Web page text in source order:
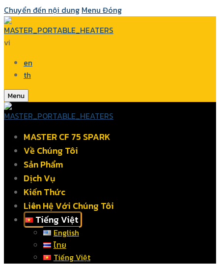
Chuyển đến nội dung Menu Đóng
vi
en
th
Menu
MASTER CF 75 SPARK
Về Chúng Tôi
Sản Phẩm
Dịch Vụ
Kiến Thức
Liên Hệ Với Chúng Tôi
Tiếng Việt
English
ไทย
Tiếng Việt